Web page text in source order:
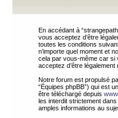
En accédant à
vous acceptez d’être
toutes les conditions
n’importe quel moment et
cela par vous-même car si
acceptez d’être
Notre forum est propulsé
“Équipes phpBB”) qui est
être téléchargé depuis
les interdit strictement
amples informations au